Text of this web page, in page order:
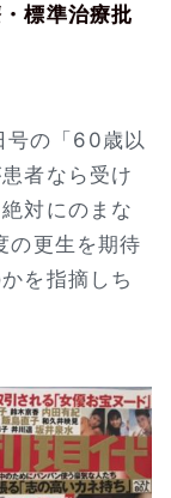
標準治療批
号の「60歳以
者なら受け
対にのまな
の更生を期待
を指摘しち